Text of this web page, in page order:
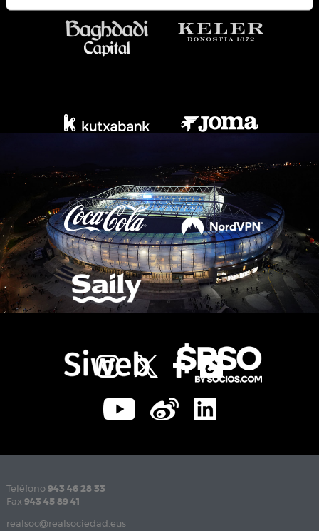
Teléfono 943 46 28 33
Fax 943 45 89 41
realsoc@realsociedad.eus